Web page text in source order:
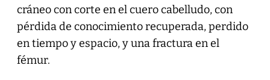
cráneo con corte en el cuero cabelludo, con
pérdida de conocimiento recuperada, perdido
en tiempo y espacio, y una fractura en el
fémur.